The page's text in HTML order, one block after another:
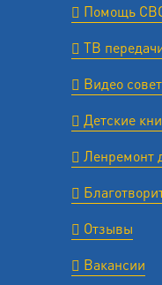
Помощь
ТВ
Видео
Детские
Ленремонт
Отзывы
Вакансии